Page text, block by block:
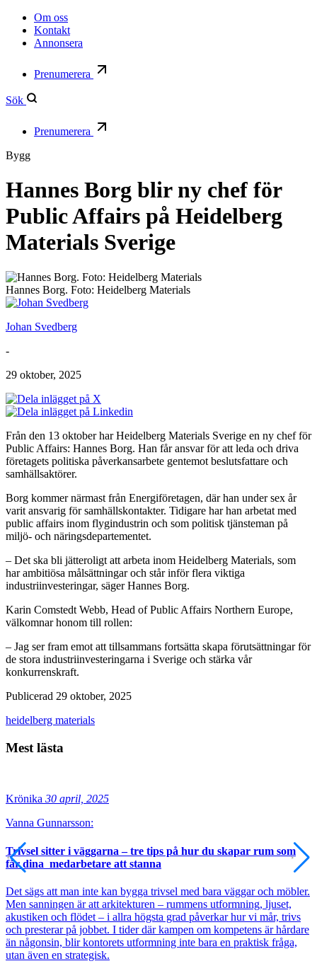
Om oss
Kontakt
Annonsera
Prenumerera
Sök
Prenumerera
Bygg
Hannes Borg blir ny chef för
Public Affairs på Heidelberg
Materials Sverige
Hannes Borg. Foto: Heidelberg Materials
Johan Svedberg
-
29 oktober, 2025
Från den 13 oktober har Heidelberg Materials Sverige en ny chef för
Public Affairs: Hannes Borg. Han får ansvar för att leda och driva
företagets politiska påverkansarbete gentemot beslutsfattare och
samhällsaktörer.
Borg kommer närmast från Energiföretagen, där han under sex år
varit ansvarig för samhällskontakter. Tidigare har han arbetat med
public affairs inom flygindustrin och som politisk tjänsteman på
miljö- och näringsdepartementet.
– Det ska bli jätteroligt att arbeta inom Heidelberg Materials, som
har ambitiösa målsättningar och står inför flera viktiga
industriinvesteringar, säger Hannes Borg.
Karin Comstedt Webb, Head of Public Affairs Northern Europe,
välkomnar honom till rollen:
– Jag ser fram emot att tillsammans fortsätta skapa förutsättningar för
de stora industriinvesteringarna i Sverige och stärka vår
konkurrenskraft.
Publicerad 29 oktober, 2025
heidelberg materials
Mest lästa
Krönika 30 april, 2025
Vanna Gunnarsson:
Trivsel sitter i väggarna – tre tips på hur du skapar rum som
får dina medarbetare att stanna
Det sägs att man inte kan bygga trivsel med bara väggar och möbler.
Men sanningen är att arkitekturen – rummens utformning, ljuset,
akustiken och flödet – i allra högsta grad påverkar hur vi mår, trivs
och presterar på jobbet. I tider där kampen om kompetens är hårdare
än någonsin, blir kontorets utformning inte bara en praktisk fråga,
utan även en strategisk.